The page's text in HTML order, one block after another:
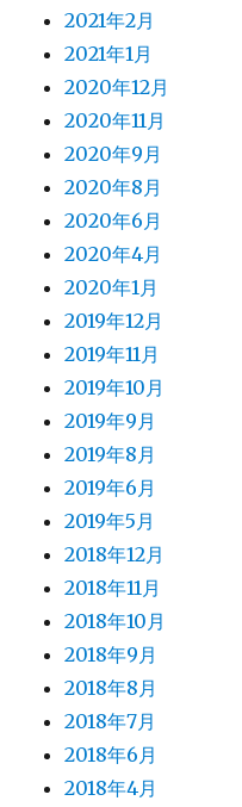
2021年2月
2021年1月
2020年12月
2020年11月
2020年9月
2020年8月
2020年6月
2020年4月
2020年1月
2019年12月
2019年11月
2019年10月
2019年9月
2019年8月
2019年6月
2019年5月
2018年12月
2018年11月
2018年10月
2018年9月
2018年8月
2018年7月
2018年6月
2018年4月